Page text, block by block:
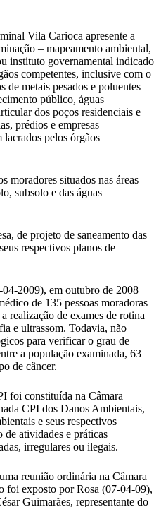
Vila Carioca apresente a
– mapeamento ambiental,
instituto governamental indicado
competentes, inclusive com o
de metais pesados e poluentes
público, águas
dos poços residenciais e
prédios e empresas
pelos órgãos
moradores situados nas áreas
subsolo e das águas
de projeto de saneamento das
respectivos planos de
2009), em outubro de 2008
de 135 pessoas moradoras
realização de exames de rotina
e ultrassom. Todavia, não
para verificar o grau de
a população examinada, 63
de câncer.
foi constituída na Câmara
CPI dos Danos Ambientais,
e seus respectivos
de atividades e práticas
irregulares ou ilegais.
reunião ordinária na Câmara
foi exposto por Rosa (07-04-09),
Guimarães, representante do